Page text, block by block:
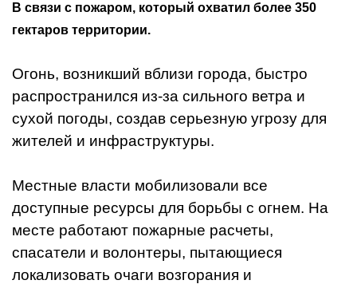
В связи с пожаром, который охватил более 350
гектаров территории.
Огонь, возникший вблизи города, быстро
распространился из-за сильного ветра и
сухой погоды, создав серьезную угрозу для
жителей и инфраструктуры.
Местные власти мобилизовали все
доступные ресурсы для борьбы с огнем. На
месте работают пожарные расчеты,
спасатели и волонтеры, пытающиеся
локализовать очаги возгорания и